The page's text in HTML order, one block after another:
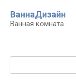
контенту
ВаннаДизайн
Ванная комната
Поиск: